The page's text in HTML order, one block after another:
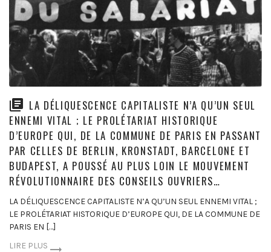
LA DÉLIQUESCENCE CAPITALISTE N’A QU’UN SEUL
ENNEMI VITAL ; LE PROLÉTARIAT HISTORIQUE
D’EUROPE QUI, DE LA COMMUNE DE PARIS EN PASSANT
PAR CELLES DE BERLIN, KRONSTADT, BARCELONE ET
BUDAPEST, A POUSSÉ AU PLUS LOIN LE MOUVEMENT
RÉVOLUTIONNAIRE DES CONSEILS OUVRIERS…
LA DÉLIQUESCENCE CAPITALISTE N’A QU’UN SEUL ENNEMI VITAL ;
LE PROLÉTARIAT HISTORIQUE D’EUROPE QUI, DE LA COMMUNE DE
PARIS EN […]
LIRE PLUS